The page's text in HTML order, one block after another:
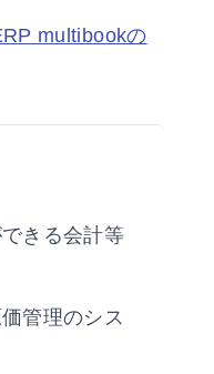
導入事例をご紹介し
と効率化を目指し、
実態のタイムリーな「
ポートによる経営改善も
。
multibookの
きる会計等
管理のシス